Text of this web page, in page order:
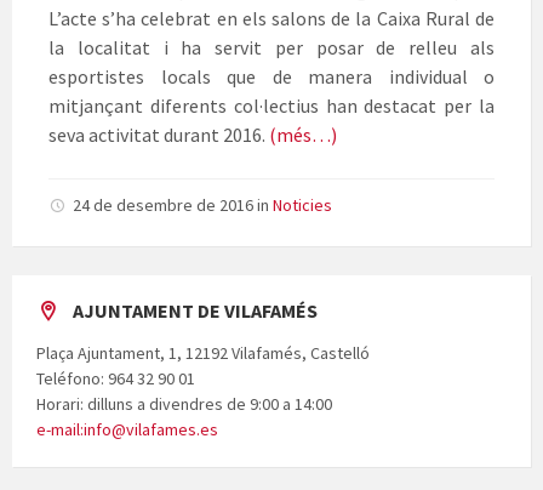
L’acte s’ha celebrat en els salons de la Caixa Rural de
la localitat i ha servit per posar de relleu als
esportistes locals que de manera individual o
mitjançant diferents col·lectius han destacat per la
seva activitat durant 2016. (més…)
24 de desembre de 2016in Noticies
AJUNTAMENT DE VILAFAMÉS
Plaça Ajuntament, 1, 12192 Vilafamés, Castelló
Teléfono: 964 32 90 01
Horari: dilluns a divendres de 9:00 a 14:00
e-mail:info@vilafames.es